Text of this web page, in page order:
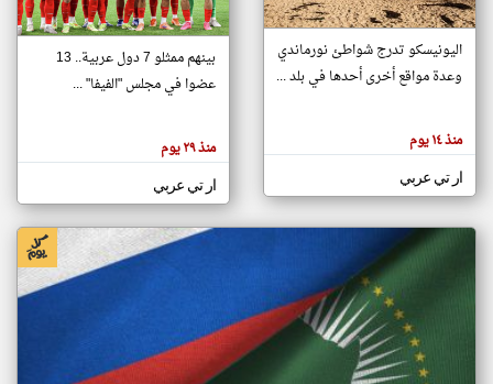
تغيير الدولة
اخبار جزر القمر على مدار الساعة
أهم اخبار جزر القمر العاجلة والمباشرة
هنا عن
وجهة
كاتبيها.
اليونيسكو تدرج شواطئ نورماندي
وعدة مواقع أخرى أحدها في بلد ...
منذ ١٤ يوم
ار تي عربي
بينهم ممثلو 7 دول عربية.. 13
عضوا في مجلس "الفيفا" ...
منذ ٢٩ يوم
ار تي عربي
klyoum.com